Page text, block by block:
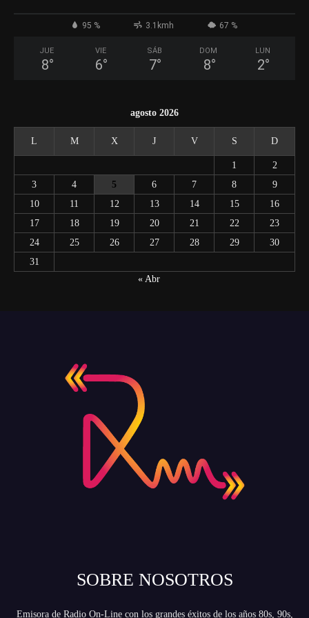
95 % 3.1kmh 67 %
JUE
8°
VIE
6°
SÁB
7°
DOM
8°
LUN
2°
agosto 2026
L M X J V S D
1
2
3
4 5 6 7 8
9
10
11 12 13 14 15
16
17
18 19 20 21 22
23
24
25 26 27 28 29
30
31
« Abr
SOBRE NOSOTROS
Emisora de Radio On-Line con los grandes éxitos de los años 80s, 90s,